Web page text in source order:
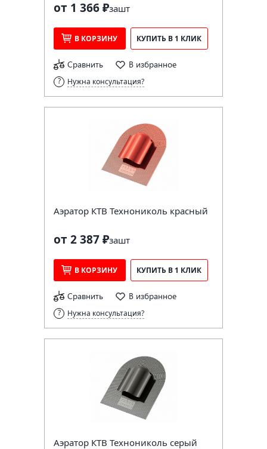
от 1 366 ₽зашт
В КОРЗИНУ КУПИТЬ В 1 КЛИК
Сравнить В избранное
Нужна консультация?
Аэратор КТВ Технониколь красный
от 2 387 ₽зашт
В КОРЗИНУ КУПИТЬ В 1 КЛИК
Сравнить В избранное
Нужна консультация?
Аэратор КТВ Технониколь серый